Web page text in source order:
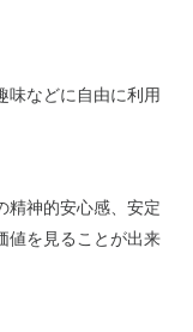
味などに自由に利用
精神的安心感、安定
値を見ることが出来